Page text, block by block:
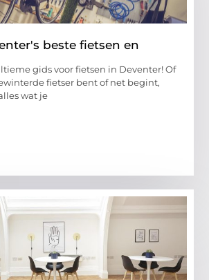
beste fietsen en
gids voor fietsen in Deventer! Of
fietser bent of net begint,
wat je